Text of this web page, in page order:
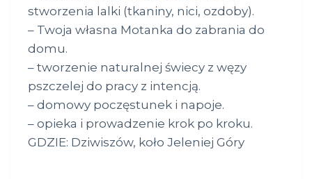
stworzenia lalki (tkaniny, nici, ozdoby).
– Twoja własna Motanka do zabrania do
domu.
– tworzenie naturalnej świecy z węzy
pszczelej do pracy z intencją.
– domowy poczęstunek i napoje.
– opieka i prowadzenie krok po kroku.
GDZIE: Dziwiszów, koło Jeleniej Góry